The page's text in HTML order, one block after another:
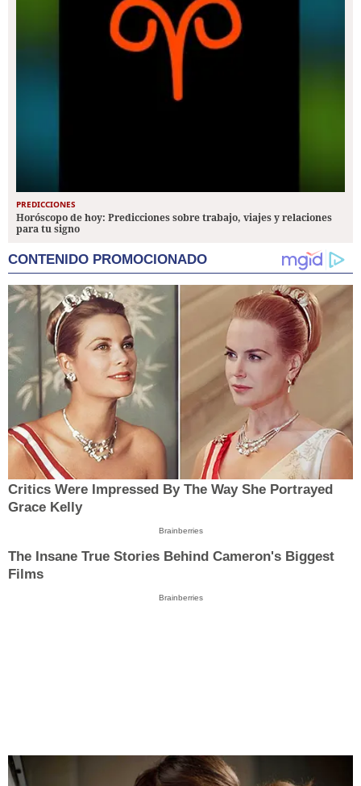
PREDICCIONES
Horóscopo de hoy: Predicciones sobre trabajo, viajes y relaciones
para tu signo
CONTENIDO PROMOCIONADO
Critics Were Impressed By The Way She Portrayed
Grace Kelly
Brainberries
The Insane True Stories Behind Cameron's Biggest
Films
Brainberries